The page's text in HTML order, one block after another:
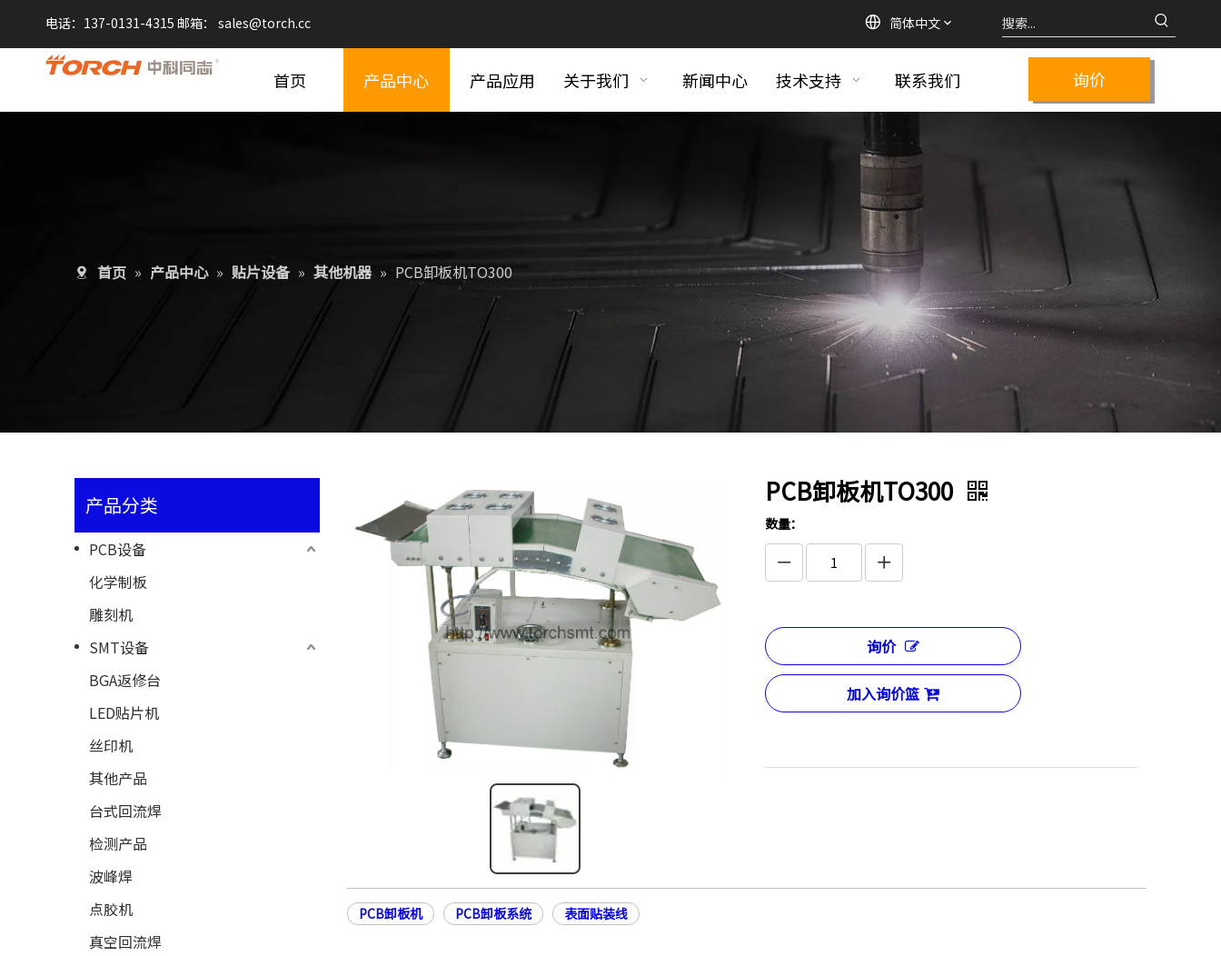
电话：137-0131-4315 邮箱： sales@torch.cc 简体中文
首页 产品中心 产品应用 关于我们 新闻中心 技术支持 联系我们 询价
首页 » 产品中心 » 贴片设备 » 其他机器 » PCB卸板机TO300
产品分类
PCB设备
化学制板
雕刻机
SMT设备
BGA返修台
LED贴片机
丝印机
其他产品
台式回流焊
检测产品
波峰焊
点胶机
真空回流焊
PCB卸板机TO300
数量：
询价
加入询价篮
PCB卸板机 PCB卸板系统 表面贴装线